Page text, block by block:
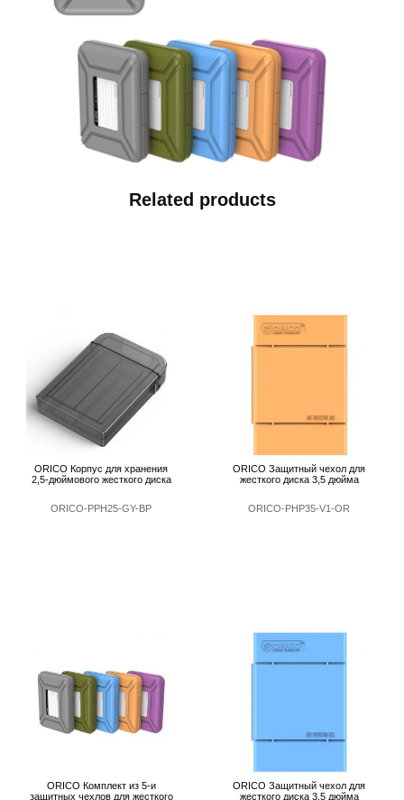
Related products
ORICO Корпус для хранения
2,5-дюймового жесткого диска
ORICO-PPH25-GY-BP
ORICO Защитный чехол для
жесткого диска 3,5 дюйма
ORICO-PHP35-V1-OR
ORICO Комплект из 5-и
защитных чехлов для жесткого
ORICO Защитный чехол для
жесткого диска 3,5 дюйма